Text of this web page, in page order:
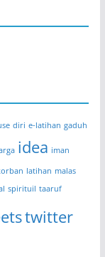
diri e-latihan gaduh
idea iman
latihan malas
spirituil taaruf
twitter